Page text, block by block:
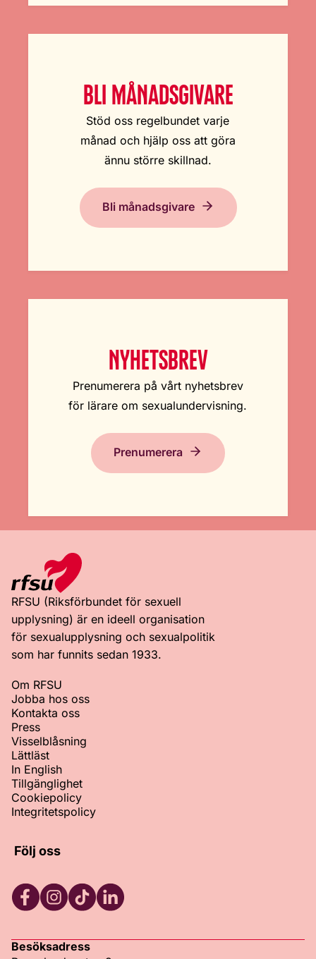
BLI MÅNADSGIVARE
Stöd oss regelbundet varje
månad och hjälp oss att göra
ännu större skillnad.
Bli månadsgivare
NYHETSBREV
Prenumerera på vårt nyhetsbrev
för lärare om sexualundervisning.
Prenumerera
RFSU (Riksförbundet för sexuell
upplysning) är en ideell organisation
för sexualupplysning och sexualpolitik
som har funnits sedan 1933.
Om RFSU
Jobba hos oss
Kontakta oss
Press
Visselblåsning
Lättläst
In English
Tillgänglighet
Cookiepolicy
Integritetspolicy
Följ oss
Besöksadress